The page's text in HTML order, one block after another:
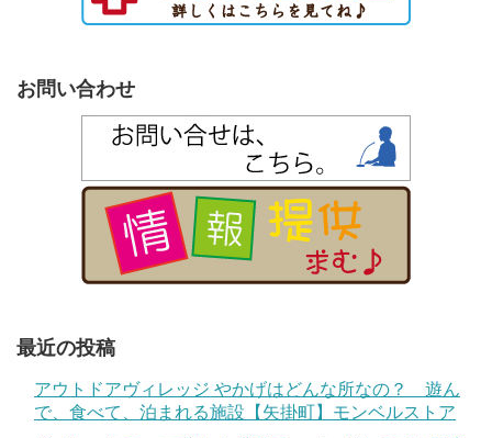
お問い合わせ
最近の投稿
アウトドアヴィレッジ やかげはどんな所なの？ 遊ん
で、食べて、泊まれる施設【矢掛町】モンベルストア